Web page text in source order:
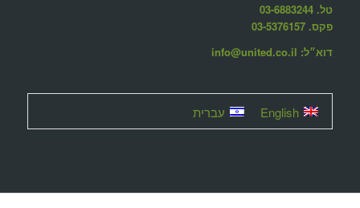
טל. 03-6883244
פקס. 03-5376157
דוא״ל: info@united.co.il
English עברית